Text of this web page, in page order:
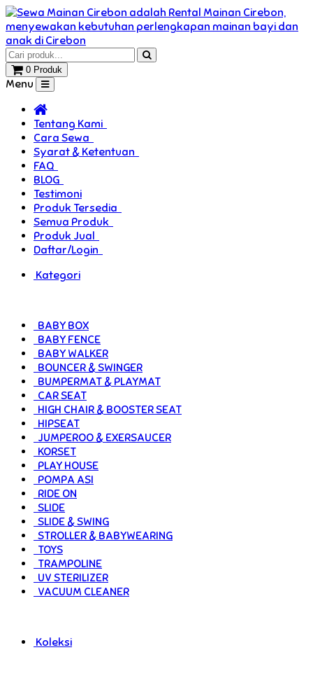
0 Produk
Menu
Tentang Kami
Cara Sewa
Syarat & Ketentuan
FAQ
BLOG
Testimoni
Produk Tersedia
Semua Produk
Produk Jual
Daftar/Login
Kategori
BABY BOX
BABY FENCE
BABY WALKER
BOUNCER & SWINGER
BUMPERMAT & PLAYMAT
CAR SEAT
HIGH CHAIR & BOOSTER SEAT
HIPSEAT
JUMPEROO & EXERSAUCER
KORSET
PLAY HOUSE
POMPA ASI
RIDE ON
SLIDE
SLIDE & SWING
STROLLER & BABYWEARING
TOYS
TRAMPOLINE
UV STERILIZER
VACUUM CLEANER
Koleksi